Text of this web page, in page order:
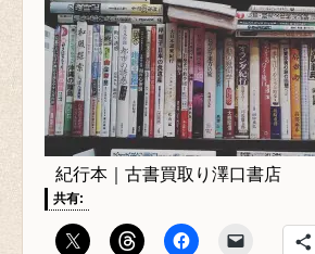
紀行本｜古書買取り澤口書店
共有: